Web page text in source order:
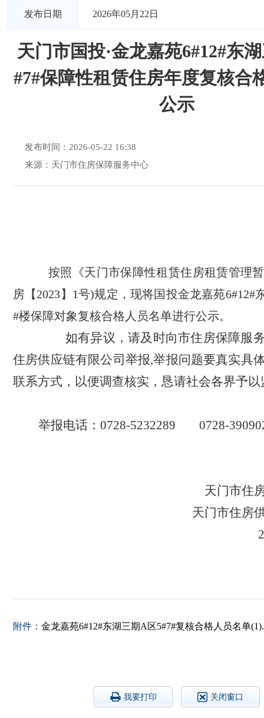
发布日期 2026年05月22日
天门市国投·金龙嘉苑6#12#东
#7#保障性租赁住房年度复核合
公示
发布时间：2026-05-22 16:38
来源：天门市住房保障服务中心
按照《天门市保障性租赁住房租赁管理
房【2023】1号)规定，现将国投金龙嘉苑6#12#
#楼保障对象复核合格人员名单进行公示。
如有异议，请及时向市住房保障服
住房供应链有限公司 举报,举报问题要真实具
联系方式，以便调查核实 ， 恳请社会各界予以
举报电话： 0728-5232289 0728-
天门市住房保
天门市住房
附件： 金龙嘉苑6#12#东湖三期A区5#7#复核合格人员名单
我要打印 关闭窗口